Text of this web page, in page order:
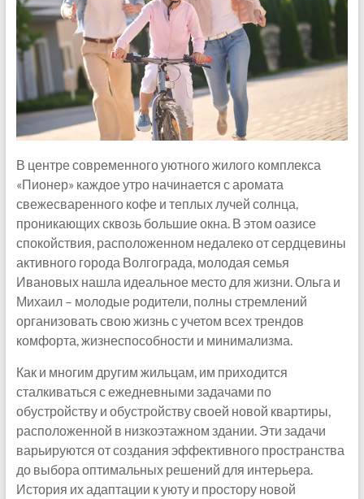
В центре современного уютного жилого комплекса
«Пионер» каждое утро начинается с аромата
свежесваренного кофе и теплых лучей солнца,
проникающих сквозь большие окна. В этом оазисе
спокойствия, расположенном недалеко от сердцевины
активного города Волгограда, молодая семья
Ивановых нашла идеальное место для жизни. Ольга и
Михаил – молодые родители, полны стремлений
организовать свою жизнь с учетом всех трендов
комфорта, жизнеспособности и минимализма.
Как и многим другим жильцам, им приходится
сталкиваться с ежедневными задачами по
обустройству и обустройству своей новой квартиры,
расположенной в низкоэтажном здании. Эти задачи
варьируются от создания эффективного пространства
до выбора оптимальных решений для интерьера.
История их адаптации к уюту и простору новой